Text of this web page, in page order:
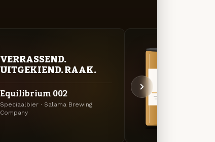
VERRASSEND.
UITGEKIEND. RAAK.
Equilibrium 002
Speciaalbier · Salama Brewing
Company